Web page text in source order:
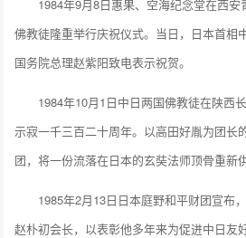
1984年9月8日惠果、空海纪念堂在西安
佛教徒隆重举行庆祝仪式。当日，日本首相
国务院总理赵紫阳致电表示祝贺。
1984年10月1日中日两国佛教徒在陕西
示寂一千三百二十周年。以高田好胤为团长
团，将一份流落在日本的玄奘法师顶骨重新
1985年2月13日日本庭野和平财团宣布，
赵朴初会长，以表彰他多年来为促进中日友